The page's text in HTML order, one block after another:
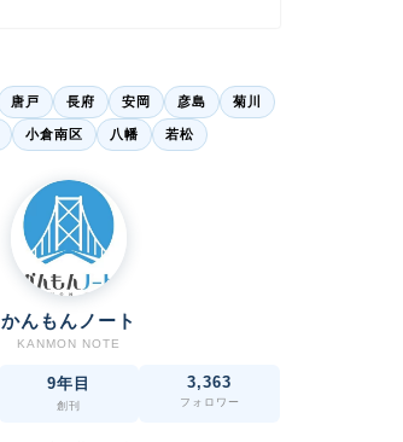
唐戸 長府 安岡 彦島 菊川
小倉南区 八幡 若松
かんもんノート
KANMON NOTE
9年目
創刊
3,363
フォロワー